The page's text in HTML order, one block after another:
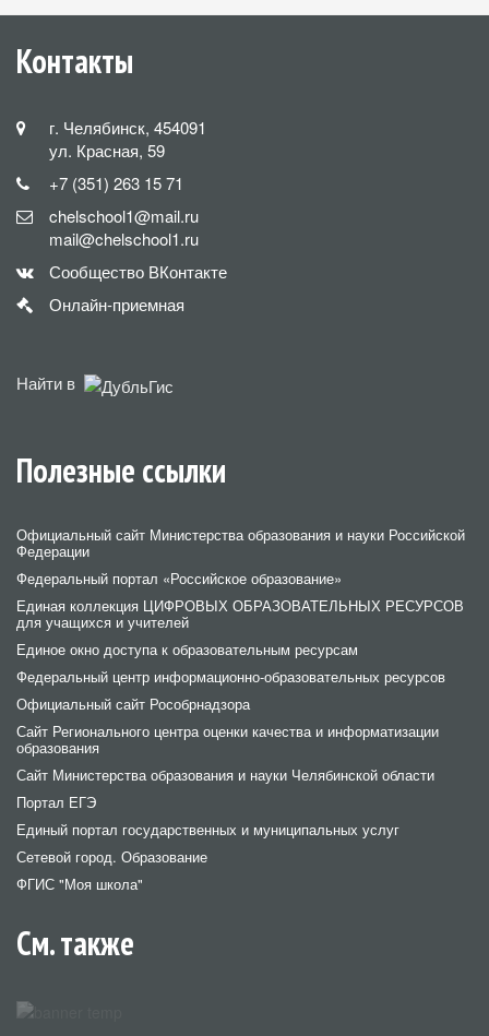
Контакты
г. Челябинск, 454091
ул. Красная, 59
+7 (351) 263 15 71
chelschool1@mail.ru
mail@chelschool1.ru
Сообщество ВКонтакте
Онлайн-приемная
Найти в
Полезные ссылки
Официальный сайт Министерства образования и науки Российской
Федерации
Федеральный портал «Российское образование»
Единая коллекция ЦИФРОВЫХ ОБРАЗОВАТЕЛЬНЫХ РЕСУРСОВ
для учащихся и учителей
Единое окно доступа к образовательным ресурсам
Федеральный центр информационно-образовательных ресурсов
Официальный сайт Рособрнадзора
Сайт Регионального центра оценки качества и информатизации
образования
Сайт Министерства образования и науки Челябинской области
Портал ЕГЭ
Единый портал государственных и муниципальных услуг
Сетевой город. Образование
ФГИС "Моя школа"
См. также